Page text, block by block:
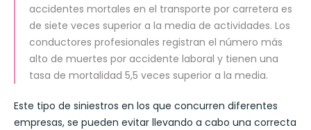
accidentes mortales en el transporte por carretera es
de siete veces superior a la media de actividades. Los
conductores profesionales registran el número más
alto de muertes por accidente laboral y tienen una
tasa de mortalidad 5,5 veces superior a la media.
Este tipo de siniestros en los que concurren diferentes
empresas, se pueden evitar llevando a cabo una correcta